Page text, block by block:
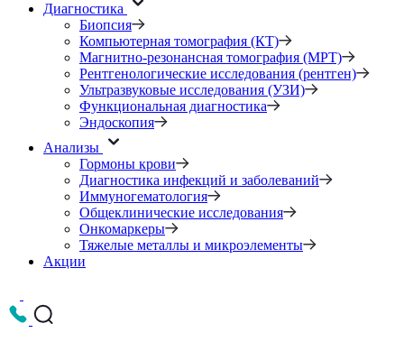
Диагностика
Биопсия
Компьютерная томография (КТ)
Магнитно-резонансная томография (МРТ)
Рентгенологические исследования (рентген)
Ультразвуковые исследования (УЗИ)
Функциональная диагностика
Эндоскопия
Анализы
Гормоны крови
Диагностика инфекций и заболеваний
Иммуногематология
Общеклинические исследования
Онкомаркеры
Тяжелые металлы и микроэлементы
Акции